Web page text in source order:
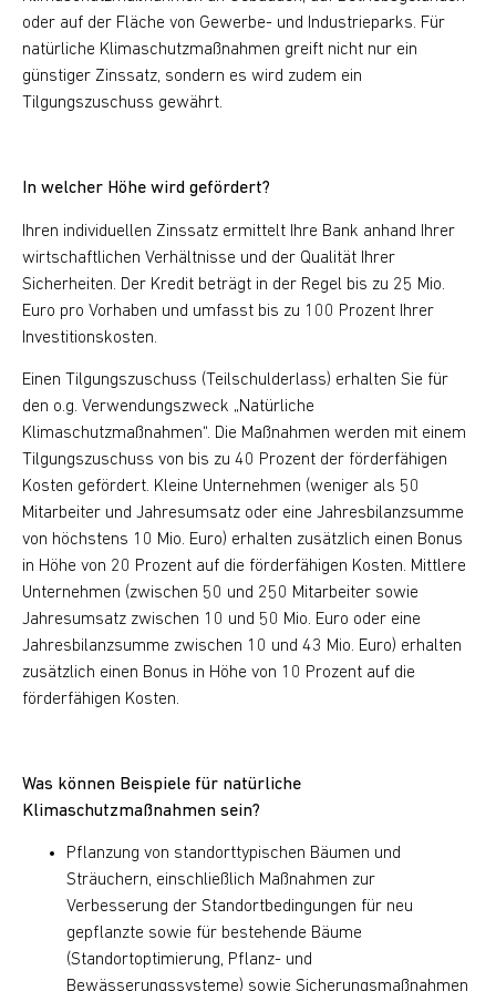
oder auf der Fläche von Gewerbe- und Industrieparks. Für
natürliche Klimaschutzmaßnahmen greift nicht nur ein
günstiger Zinssatz, sondern es wird zudem ein
Tilgungszuschuss gewährt.
In welcher Höhe wird gefördert?
Ihren individuellen Zinssatz ermittelt Ihre Bank anhand Ihrer
wirtschaftlichen Verhältnisse und der Qualität Ihrer
Sicherheiten. Der Kredit beträgt in der Regel bis zu 25 Mio.
Euro pro Vorhaben und umfasst bis zu 100 Prozent Ihrer
Investitionskosten.
Einen Tilgungszuschuss (Teilschulderlass) erhalten Sie für
den o.g. Verwendungszweck „Natürliche
Klimaschutzmaßnahmen“. Die Maßnahmen werden mit einem
Tilgungszuschuss von bis zu 40 Prozent der förderfähigen
Kosten gefördert. Kleine Unternehmen (weniger als 50
Mitarbeiter und Jahresumsatz oder eine Jahresbilanzsumme
von höchstens 10 Mio. Euro) erhalten zusätzlich einen Bonus
in Höhe von 20 Prozent auf die förderfähigen Kosten. Mittlere
Unternehmen (zwischen 50 und 250 Mitarbeiter sowie
Jahresumsatz zwischen 10 und 50 Mio. Euro oder eine
Jahresbilanzsumme zwischen 10 und 43 Mio. Euro) erhalten
zusätzlich einen Bonus in Höhe von 10 Prozent auf die
förderfähigen Kosten.
Was können Beispiele für natürliche
Klimaschutzmaßnahmen sein?
Pflanzung von standorttypischen Bäumen und
Sträuchern, einschließlich Maßnahmen zur
Verbesserung der Standortbedingungen für neu
gepflanzte sowie für bestehende Bäume
(Standortoptimierung, Pflanz- und
Bewässerungssysteme) sowie Sicherungsmaßnahmen